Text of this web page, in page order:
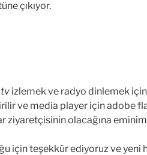
çıkıyor.
tv izlemek ve radyo dinlemek
ve media player için adobe
ziyaretçisinin olacağına
için teşekkür ediyoruz ve yeni